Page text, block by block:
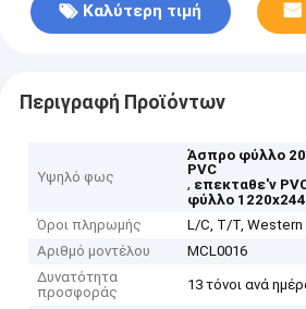
Καλύτερη τιμή
Περιγραφή Προϊόντων
Υψηλό φως
Άσπρο φύλλο
PVC
, επεκταθε'ν
φύλλο
Όροι πληρωμής
L/C, T/T, Western
Αριθμό μοντέλου
MCL0016
Δυνατότητα
προσφοράς
13 τόνοι ανά